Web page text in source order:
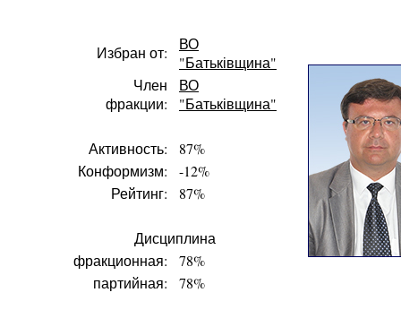
Избран от:
ВО
"Батьківщина"
Член
фракции:
ВО
"Батьківщина"
Активность:
87%
Конформизм:
-12%
Рейтинг:
87%
Дисциплина
фракционная:
78%
партийная:
78%